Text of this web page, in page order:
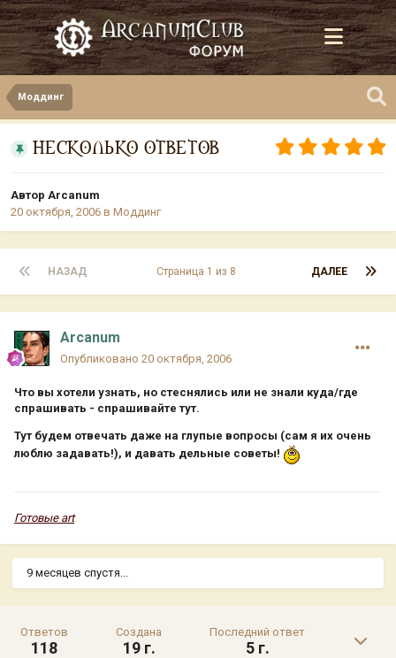
Моддинг
НЕСКОЛЬКО ОТВЕТОВ
Автор Arcanum
20 октября, 2006 в Моддинг
НАЗАД ДАЛЕЕ
Страница 1 из 8
Arcanum
Опубликовано 20 октября, 2006
Что вы хотели узнать, но стеснялись или не знали куда/где
спрашивать - спрашивайте тут.
Тут будем отвечать даже на глупые вопросы (сам я их очень
люблю задавать!), и давать дельные советы!
Готовые art
9 месяцев спустя...
Ответов
118
Создана
19 г.
Последний ответ
5 г.